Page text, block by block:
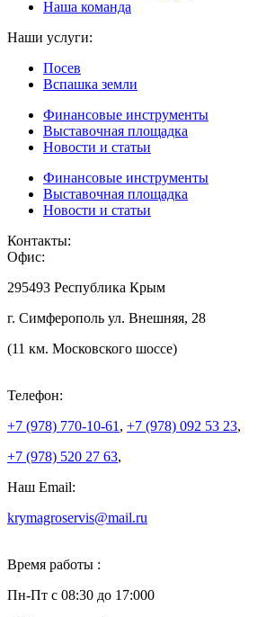
Наша команда
Наши услуги:
Посев
Вспашка земли
Финансовые инструменты
Выставочная площадка
Новости и статьи
Финансовые инструменты
Выставочная площадка
Новости и статьи
Контакты:
Офис:
295493 Республика Крым
г. Симферополь ул. Внешняя, 28
(11 км. Московского шоссе)
Телефон:
+7 (978) 770-10-61 , +7 (978) 092 53 23,
+7 (978) 520 27 63,
Наш Email:
krymagroservis@mail.ru
Время работы :
Пн-Пт с 08:30 до 17:000